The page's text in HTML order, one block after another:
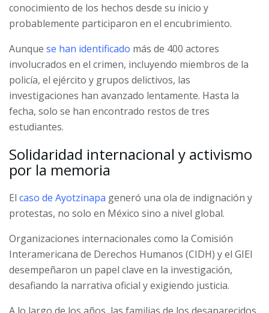
conocimiento de los hechos desde su inicio y
probablemente participaron en el encubrimiento.
Aunque se han identificado más de 400 actores
involucrados en el crimen, incluyendo miembros de la
policía, el ejército y grupos delictivos, las
investigaciones han avanzado lentamente. Hasta la
fecha, solo se han encontrado restos de tres
estudiantes.
Solidaridad internacional y activismo
por la memoria
El caso de Ayotzinapa generó una ola de indignación y
protestas, no solo en México sino a nivel global.
Organizaciones internacionales como la Comisión
Interamericana de Derechos Humanos (CIDH) y el GIEI
desempeñaron un papel clave en la investigación,
desafiando la narrativa oficial y exigiendo justicia.